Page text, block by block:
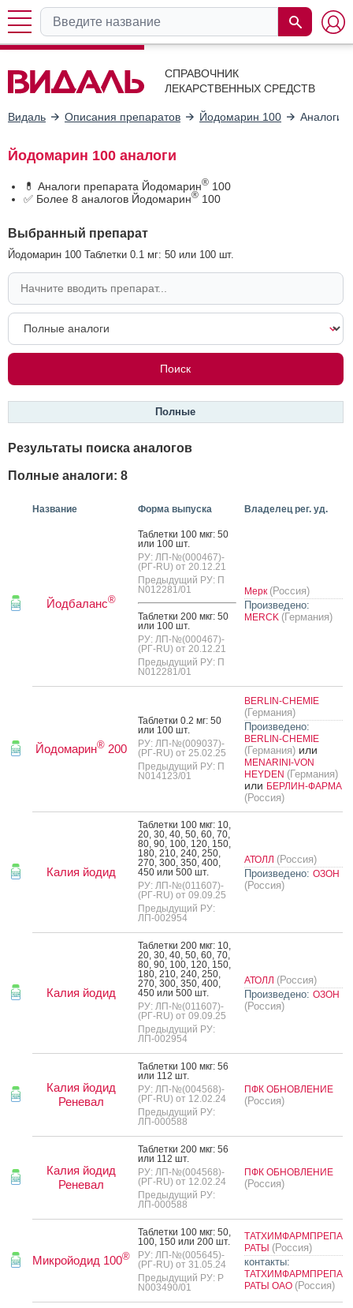
СПРАВОЧНИК
ЛЕКАРСТВЕННЫХ СРЕДСТВ
Видаль Описания препаратов Йодомарин 100 Аналоги
Йодомарин 100 аналоги
💊 Аналоги препарата Йодомарин® 100
✅ Более 8 аналогов Йодомарин® 100
Выбранный препарат
Йодомарин 100 Таблетки 0.1 мг: 50 или 100 шт.
Полные
Результаты поиска аналогов
Полные аналоги: 8
Название Форма выпуска Владелец рег. уд.
Йодбаланс®
Таб­летки 100 мкг: 50
или 100 шт.
РУ: ЛП-№(000467)-
(РГ-RU) от 20.12.21
Предыдущий РУ: П
N012281/01
Таб­летки 200 мкг: 50
или 100 шт.
РУ: ЛП-№(000467)-
(РГ-RU) от 20.12.21
Предыдущий РУ: П
N012281/01
Мерк (Россия)
Произведено:
MERCK (Германия)
Йодомарин® 200
Таб­летки 0.2 мг: 50
или 100 шт.
РУ: ЛП-№(009037)-
(РГ-RU) от 25.02.25
Предыдущий РУ: П
N014123/01
BERLIN-CHEMIE
(Германия)
Произведено:
BERLIN-CHEMIE
(Германия) или
MENARINI-VON
HEYDEN (Германия)
или БЕРЛИН-ФАРМА
(Россия)
Калия йодид
Таб­летки 100 мкг: 10,
20, 30, 40, 50, 60, 70,
80, 90, 100, 120, 150,
180, 210, 240, 250,
270, 300, 350, 400,
450 или 500 шт.
РУ: ЛП-№(011607)-
(РГ-RU) от 09.09.25
Предыдущий РУ:
ЛП-002954
АТОЛЛ (Россия)
Произведено: ОЗОН
(Россия)
Калия йодид
Таб­летки 200 мкг: 10,
20, 30, 40, 50, 60, 70,
80, 90, 100, 120, 150,
180, 210, 240, 250,
270, 300, 350, 400,
450 или 500 шт.
РУ: ЛП-№(011607)-
(РГ-RU) от 09.09.25
Предыдущий РУ:
ЛП-002954
АТОЛЛ (Россия)
Произведено: ОЗОН
(Россия)
Калия йодид
Реневал
Таб­летки 100 мкг: 56
или 112 шт.
РУ: ЛП-№(004568)-
(РГ-RU) от 12.02.24
Предыдущий РУ:
ЛП-000588
ПФК ОБНОВЛЕНИЕ
(Россия)
Калия йодид
Реневал
Таб­летки 200 мкг: 56
или 112 шт.
РУ: ЛП-№(004568)-
(РГ-RU) от 12.02.24
Предыдущий РУ:
ЛП-000588
ПФК ОБНОВЛЕНИЕ
(Россия)
Микройодид 100®
Таб­летки 100 мкг: 50,
100, 150 или 200 шт.
РУ: ЛП-№(005645)-
(РГ-RU) от 31.05.24
Предыдущий РУ: Р
N003490/01
ТАТХИМФАРМПРЕПА
РАТЫ (Россия)
контакты:
ТАТХИМФАРМПРЕПА
РАТЫ ОАО (Россия)